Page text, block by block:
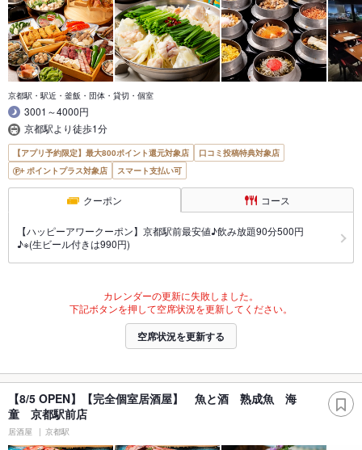
京都駅・駅近・釜飯・団体・貸切・個室
3001～4000円
京都駅より徒歩1分
【アプリ予約限定】最大800ポイント還元対象店
口コミ投稿特典対象店
ポイントプラス対象店
スマート支払い可
クーポン コース
【ハッピーアワークーポン】京都駅前最安値♪飲み放題90分500円
♪※(生ビール付きは990円)
カレンダーの更新に失敗しました。
下記ボタンを押して空席状況を更新してください。
空席状況を更新する
【8/5 OPEN】【完全個室居酒屋】 魚と酒 熟成魚 海
童 京都駅前店
居酒屋 京都駅